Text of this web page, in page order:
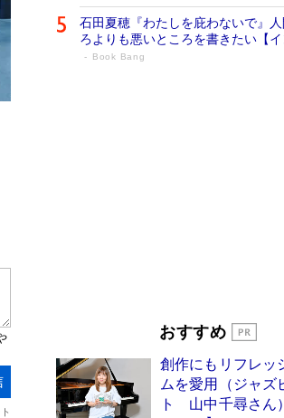
石田夏穂『わたしを庇わないで』人
ろよりも悪いところを書きたい【イ
Book Bang
和田秀樹の70代、80代向け新書が
占 上半期1位にも選出［新書ベス
Book Bang
おすすめ
創作にもリフレッ
ムを愛用（ジャズ
ト 山中千尋さん